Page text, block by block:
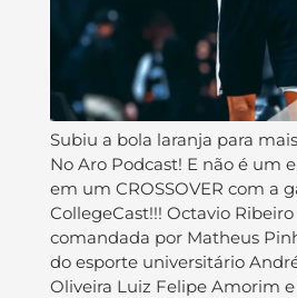
Subiu a bola laranja para
No Aro Podcast! E não é um
em um CROSSOVER com a
CollegeCast!!! Octavio
comandada por Matheus
do esporte universitário
Oliveira Luiz Felipe Amorim